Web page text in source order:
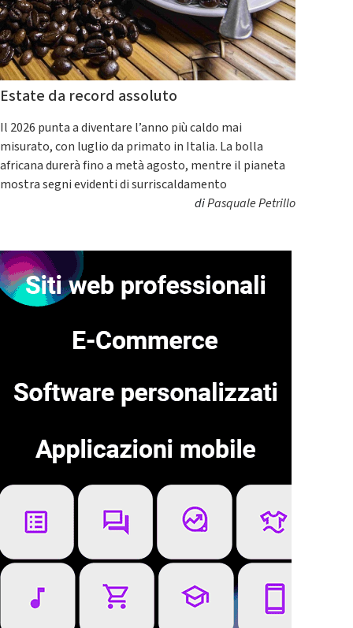
Estate da record assoluto
Il 2026 punta a diventare l’anno più caldo mai
misurato, con luglio da primato in Italia. La bolla
africana durerà fino a metà agosto, mentre il pianeta
mostra segni evidenti di surriscaldamento
diPasquale Petrillo